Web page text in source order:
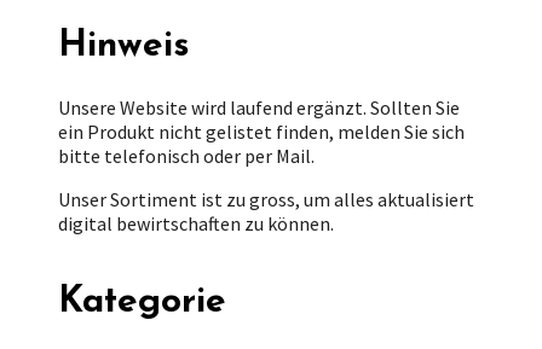
Hinweis
Unsere Website wird laufend ergänzt. Sollten Sie
ein Produkt nicht gelistet finden, melden Sie sich
bitte telefonisch oder per Mail.
Unser Sortiment ist zu gross, um alles aktualisiert
digital bewirtschaften zu können.
Kategorie